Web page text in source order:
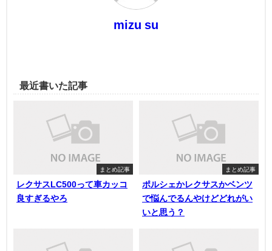
mizu su
最近書いた記事
まとめ記事
レクサスLC500って車カッコ
良すぎるやろ
まとめ記事
ポルシェかレクサスかベンツ
で悩んでるんやけどどれがい
いと思う？